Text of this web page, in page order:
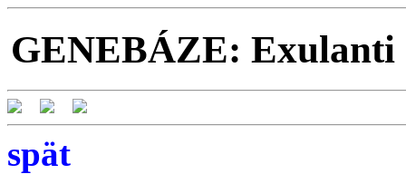
GENEBÁZE: Exulanti
spät